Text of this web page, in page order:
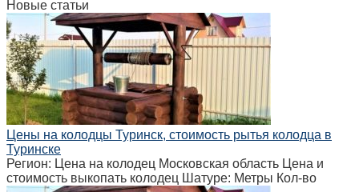
Новые статьи
Цены на колодцы Туринск, стоимость рытья колодца в
Туринске
Регион: Цена на колодец Московская область Цена и
стоимость выкопать колодец Шатуре: Метры Кол-во